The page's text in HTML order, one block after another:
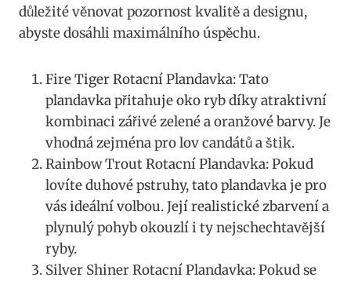
důležité věnovat⁢ pozornost kvalitě a⁤ designu,
abyste dosáhli maximálního úspěchu.
Fire Tiger Rotacní Plandavka: Tato
plandavka ⁢přitahuje⁣ oko ryb⁣ díky atraktivní
kombinaci zářivé zelené a oranžové barvy. Je⁣
vhodná zejména ⁣pro ⁢lov ⁢candátů a štik.
Rainbow ‍Trout‍ Rotacní Plandavka: Pokud
lovíte duhové⁣ pstruhy, tato plandavka ‌je pro
vás⁣ ideální ⁢volbou. Její realistické zbarvení a
plynulý pohyb okouzlí i ‌ty nejschechtavější
ryby.
Silver Shiner Rotacní Plandavka: ‌Pokud se